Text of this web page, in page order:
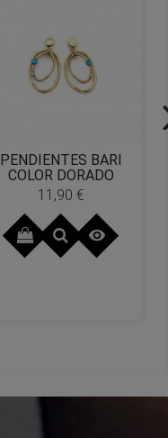
PENDIENTES BARI
COLOR DORADO
Precio
11,90 €
